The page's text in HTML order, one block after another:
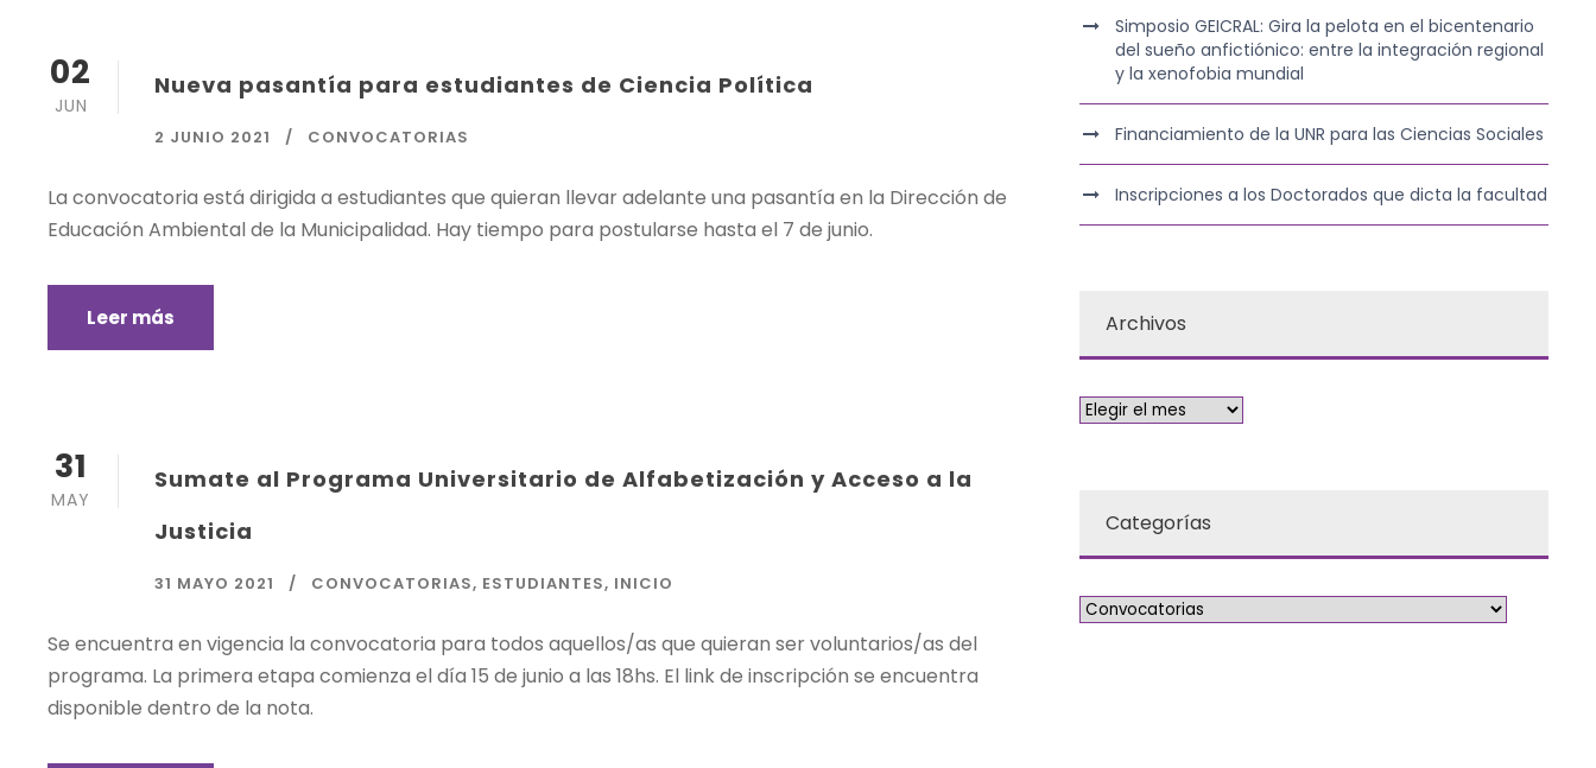
02
JUN
Nueva pasantía para estudiantes de Ciencia Política
2 JUNIO 2021 CONVOCATORIAS
La convocatoria está dirigida a estudiantes que quieran llevar adelante una pasantía en la Dirección de
Educación Ambiental de la Municipalidad. Hay tiempo para postularse hasta el 7 de junio.
Leer más
31
MAY
Sumate al Programa Universitario de Alfabetización y Acceso a la
Justicia
31 MAYO 2021 CONVOCATORIAS, ESTUDIANTES, INICIO
Se encuentra en vigencia la convocatoria para todos aquellos/as que quieran ser voluntarios/as del
programa. La primera etapa comienza el día 15 de junio a las 18hs. El link de inscripción se encuentra
disponible dentro de la nota.
Simposio GEICRAL: Gira la pelota en el bicentenario
del sueño anfictiónico: entre la integración regional
y la xenofobia mundial
Financiamiento de la UNR para las Ciencias Sociales
Inscripciones a los Doctorados que dicta la facultad
Archivos
Categorías